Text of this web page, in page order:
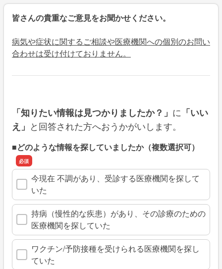
皆さんの貴重なご意見をお聞かせください。
病気や症状に関するご相談や医療機関への個別のお問い
合わせは受け付けておりません。
「知りたい情報は見つかりましたか？」 に 「いい
え」 と回答された方へおうかがいします。
■どのような情報を探していましたか（複数選択可）
今現在 不調があり、受診する医療機関を探して
いた
持病（慢性的な疾患）があり、その診療のための
医療機関を探していた
ワクチン/予防接種を受けられる医療機関を探し
ていた